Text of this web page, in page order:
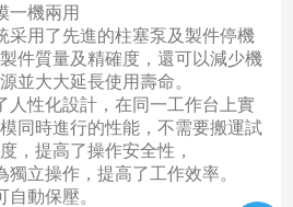
機兩用
用了先進的柱塞泵及製件停機
件質量及精確度，還可以減少機
並大大延長使用壽命。
性化設計，在同一工作台上實
同時進行的性能，不需要搬運試
，提高了操作安全性，
立操作，提高了工作效率。
動保壓。